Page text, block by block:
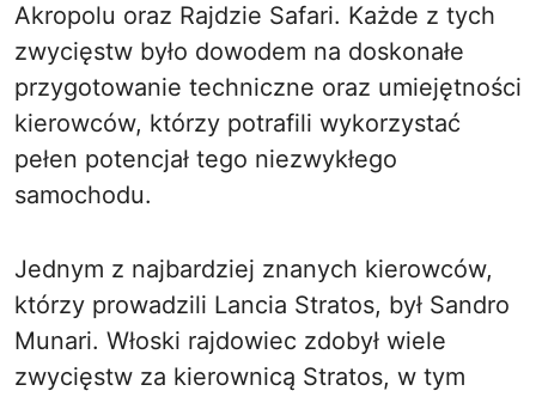
Akropolu oraz Rajdzie Safari. Każde z tych
zwycięstw było dowodem na doskonałe
przygotowanie techniczne oraz umiejętności
kierowców, którzy potrafili wykorzystać
pełen potencjał tego niezwykłego
samochodu.
Jednym z najbardziej znanych kierowców,
którzy prowadzili Lancia Stratos, był Sandro
Munari. Włoski rajdowiec zdobył wiele
zwycięstw za kierownicą Stratos, w tym